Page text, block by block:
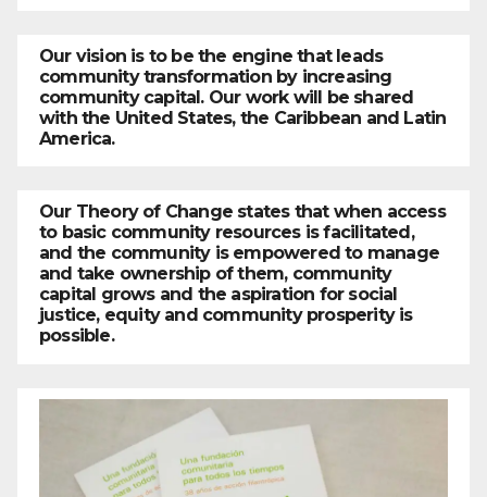
Our vision is to be the engine that leads
community transformation by increasing
community capital. Our work will be shared
with the United States, the Caribbean and Latin
America.
Our Theory of Change states that when access
to basic community resources is facilitated,
and the community is empowered to manage
and take ownership of them, community
capital grows and the aspiration for social
justice, equity and community prosperity is
possible.